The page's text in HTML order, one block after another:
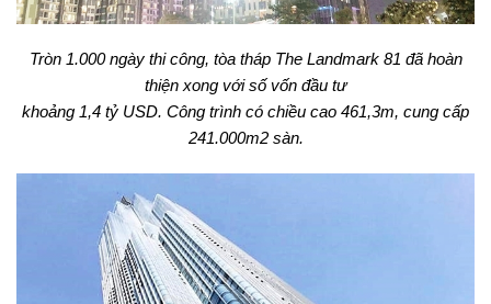
Tròn 1.000 ngày thi công, tòa tháp The Landmark 81 đã hoàn
thiện xong với số vốn đầu tư
khoảng 1,4 tỷ USD. Công trình có chiều cao 461,3m, cung cấp
241.000m2 sàn.